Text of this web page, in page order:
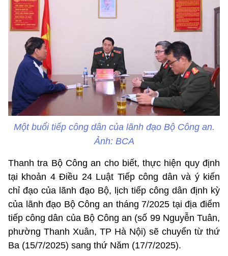
Một buổi tiếp công dân của lãnh đạo Bộ Công an.
Ảnh: BCA
Thanh tra Bộ Công an cho biết, thực hiện quy định
tại khoản 4 Điều 24 Luật Tiếp công dân và ý kiến
chỉ đạo của lãnh đạo Bộ, lịch tiếp công dân định kỳ
của lãnh đạo Bộ Công an tháng 7/2025 tại địa điểm
tiếp công dân của Bộ Công an (số 99 Nguyễn Tuân,
phường Thanh Xuân, TP Hà Nội) sẽ chuyển từ thứ
Ba (15/7/2025) sang thứ Năm (17/7/2025).